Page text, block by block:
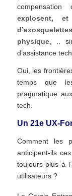
explosent,
physique, ..
d’assistance
Oui, les
temps que
pragmatique
tech.
Un 21e UX-
Comment les
anticipent-ils
toujours plus à
utilisateurs ?